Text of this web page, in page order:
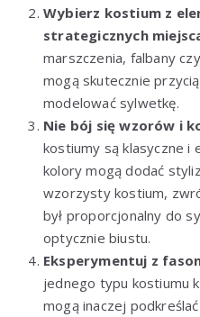
Wybierz kostium z
strategicznych
marszczenia, falbany
mogą skutecznie
modelować sylwetkę.
Nie bój się wzorów i
kostiumy są klasyczne i
kolory mogą dodać
wzorzysty kostium,
był proporcjonalny do
optycznie biustu.
Eksperymentuj z
jednego typu kostiumu
mogą inaczej